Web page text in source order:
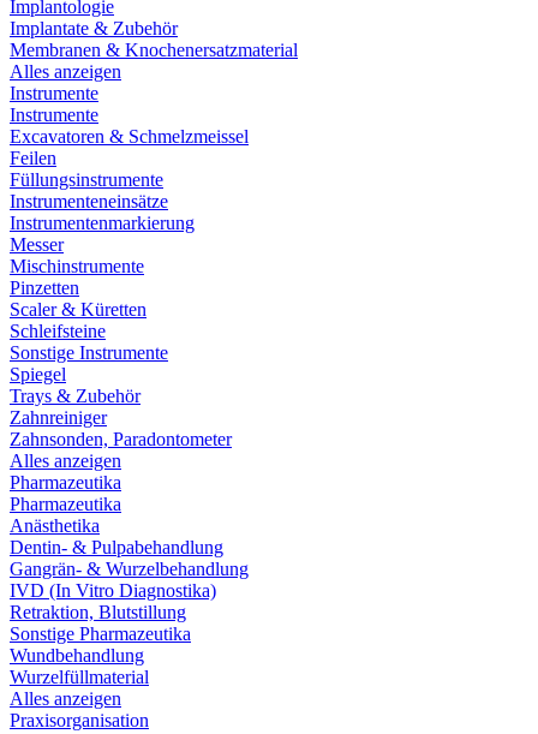
Implantologie
Implantate & Zubehör
Membranen & Knochenersatzmaterial
Alles anzeigen
Instrumente
Instrumente
Excavatoren & Schmelzmeissel
Feilen
Füllungsinstrumente
Instrumenteneinsätze
Instrumentenmarkierung
Messer
Mischinstrumente
Pinzetten
Scaler & Küretten
Schleifsteine
Sonstige Instrumente
Spiegel
Trays & Zubehör
Zahnreiniger
Zahnsonden, Paradontometer
Alles anzeigen
Pharmazeutika
Pharmazeutika
Anästhetika
Dentin- & Pulpabehandlung
Gangrän- & Wurzelbehandlung
IVD (In Vitro Diagnostika)
Retraktion, Blutstillung
Sonstige Pharmazeutika
Wundbehandlung
Wurzelfüllmaterial
Alles anzeigen
Praxisorganisation